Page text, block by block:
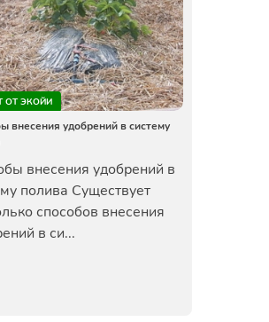
ОТ ЭКОЙИ
внесения удобрений в систему
внесения удобрений в
полива Существует
способов внесения
в си...